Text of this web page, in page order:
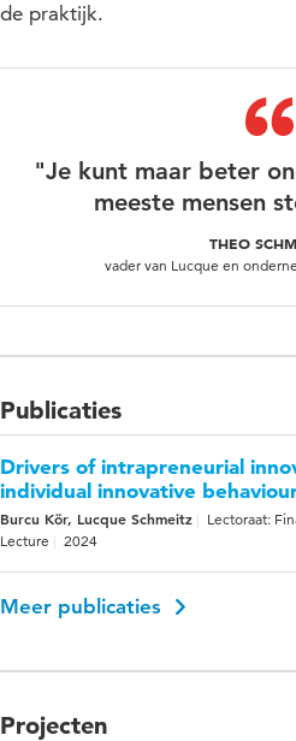
de praktijk.
"Je kunt maar beter
meeste mensen
THEO
vader van Lucque en
Publicaties
Drivers of intrapreneurial
individual innovative
Burcu Kör, Lucque Schmeitz
Lectoraat:
Lecture
2024
Meer publicaties
Projecten